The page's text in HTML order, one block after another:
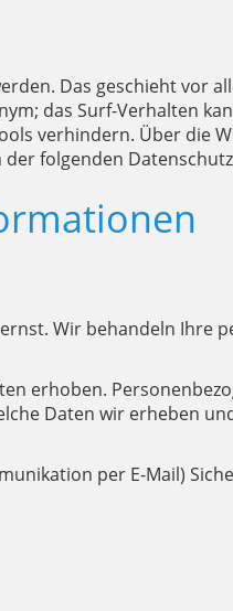
Das geschieht vor
das Surf-Verhalten
verhindern. Über die
folgenden
Wir behandeln Ihre
erhoben.
Daten wir erheben
per E-Mail)